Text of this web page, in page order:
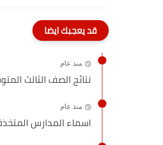
قد يعجبك ايضا
منذ عام
نتائج الصف الثالث
منذ عام
اسماء المدارس